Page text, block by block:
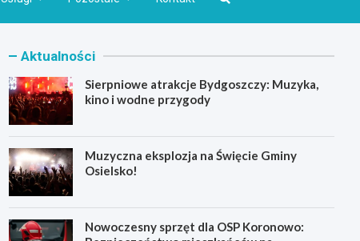
Aktualności
Sierpniowe atrakcje Bydgoszczy: Muzyka,
kino i wodne przygody
Muzyczna eksplozja na Święcie Gminy
Osielsko!
Nowoczesny sprzęt dla OSP Koronowo: